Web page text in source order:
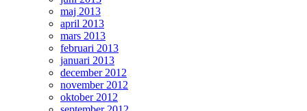
maj 2013
april 2013
mars 2013
februari 2013
januari 2013
december 2012
november 2012
oktober 2012